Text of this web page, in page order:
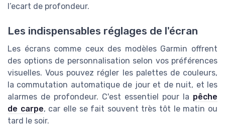
l’ecart de profondeur.
Les indispensables réglages de l'écran
Les écrans comme ceux des modèles Garmin offrent
des options de personnalisation selon vos préférences
visuelles. Vous pouvez régler les palettes de couleurs,
la commutation automatique de jour et de nuit, et les
alarmes de profondeur. C'est essentiel pour la pêche
de carpe, car elle se fait souvent très tôt le matin ou
tard le soir.